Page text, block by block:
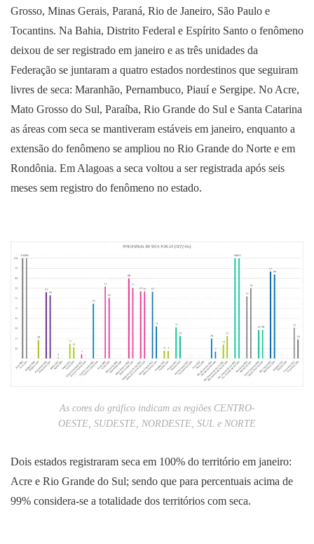
Grosso, Minas Gerais, Paraná, Rio de Janeiro, São Paulo e
Tocantins. Na Bahia, Distrito Federal e Espírito Santo o fenômeno
deixou de ser registrado em janeiro e as três unidades da
Federação se juntaram a quatro estados nordestinos que seguiram
livres de seca: Maranhão, Pernambuco, Piauí e Sergipe. No Acre,
Mato Grosso do Sul, Paraíba, Rio Grande do Sul e Santa Catarina
as áreas com seca se mantiveram estáveis em janeiro, enquanto a
extensão do fenômeno se ampliou no Rio Grande do Norte e em
Rondônia. Em Alagoas a seca voltou a ser registrada após seis
meses sem registro do fenômeno no estado.
As cores do gráfico indicam as regiões CENTRO-
OESTE, SUDESTE, NORDESTE, SUL e NORTE
Dois estados registraram seca em 100% do território em janeiro:
Acre e Rio Grande do Sul; sendo que para percentuais acima de
99% considera-se a totalidade dos territórios com seca.